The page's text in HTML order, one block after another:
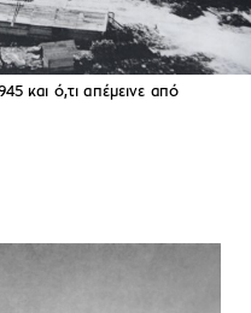
και ό,τι απέμεινε από